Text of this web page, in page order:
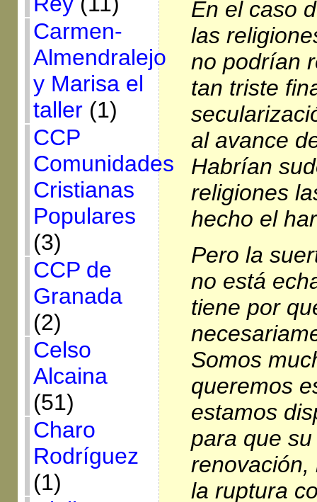
Carmen-
Almendralejo
y Marisa el
taller(1)
CCP
Comunidades
Cristianas
Populares
(3)
CCP de
Granada
(2)
Celso
Alcaina
(51)
Charo
Rodríguez
(1)
En el caso
las
no podrían
tan triste
al avance
Habrían
religiones
hecho el
Pero la
no está
tiene por
Somos
queremos
estamos
para que
renovación,
la ruptura